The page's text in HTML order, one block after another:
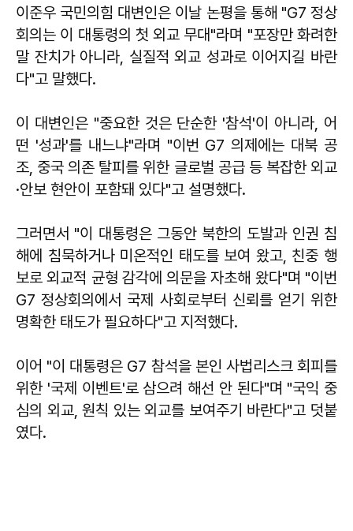
이준우 국민의힘 대변인은 이날 논평을 통해 "G7 정상
회의는 이 대통령의 첫 외교 무대"라며 "포장만 화려한
말 잔치가 아니라, 실질적 외교 성과로 이어지길 바란
다"고 말했다.
이 대변인은 "중요한 것은 단순한 '참석'이 아니라, 어
떤 '성과'를 내느냐"라며 "이번 G7 의제에는 대북 공
조, 중국 의존 탈피를 위한 글로벌 공급 등 복잡한 외교
·안보 현안이 포함돼 있다"고 설명했다.
그러면서 "이 대통령은 그동안 북한의 도발과 인권 침
해에 침묵하거나 미온적인 태도를 보여 왔고, 친중 행
보로 외교적 균형 감각에 의문을 자초해 왔다"며 "이번
G7 정상회의에서 국제 사회로부터 신뢰를 얻기 위한
명확한 태도가 필요하다"고 지적했다.
이어 "이 대통령은 G7 참석을 본인 사법리스크 회피를
위한 '국제 이벤트'로 삼으려 해선 안 된다"며 "국익 중
심의 외교, 원칙 있는 외교를 보여주기 바란다"고 덧붙
였다.